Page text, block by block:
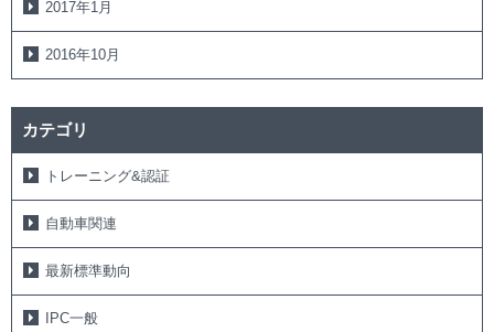
2017年1月
2016年10月
カテゴリ
トレーニング&認証
自動車関連
最新標準動向
IPC一般